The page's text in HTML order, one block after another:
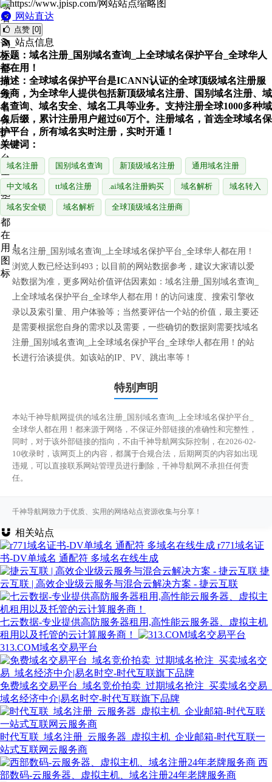
网站直达
点赞 [0]
站点信息
标题：域名注册_国别域名查询_上全球域名保护平台_全球华人
都在用！
描述：全球域名保护平台是ICANN认证的全球顶级域名注册服
务商，为全球华人提供包括新顶级域名注册、国别域名注册、域
名查询、域名安全、域名工具等业务。支持注册全球1000多种域
名后缀，累计注册用户超过60万个。注册域名，首选全球域名保
护平台，所有域名实时注册，实时开通！
关键词：
域名注册 国别域名查询 新顶级域名注册 通用域名注册
中文域名 tt域名注册 .ai域名注册购买 域名解析 域名转入
域名安全锁 域名解析 全球顶级域名注册商
域名注册_国别域名查询_上全球域名保护平台_全球华人都在用！
浏览人数已经达到493；以目前的网站数据参考，建议大家请以爱
站数据为准，更多网站价值评估因素如：域名注册_国别域名查询_
上全球域名保护平台_全球华人都在用！的访问速度、搜索引擎收
录以及索引量、用户体验等；当然要评估一个站的价值，最主要还
是需要根据您自身的需求以及需要，一些确切的数据则需要找域名
注册_国别域名查询_上全球域名保护平台_全球华人都在用！的站
长进行洽谈提供。如该站的IP、PV、跳出率等！
特别声明
本站千神导航网提供的域名注册_国别域名查询_上全球域名保护平台_
全球华人都在用！都来源于网络，不保证外部链接的准确性和完整性，
同时，对于该外部链接的指向，不由千神导航网实际控制，在2026-02-
10收录时，该网页上的内容，都属于合规合法，后期网页的内容如出现
违规，可以直接联系网站管理员进行删除，千神导航网不承担任何责
任。
千神导航网致力于优质、实用的网络站点资源收集与分享！
相关站点
r771域名证
书-DV单域名 通配符 多域名在线生成
捷
云互联 | 高效企业级云服务与混合云解决方案 - 捷云互联
七云数据-专业提供高防服务器租用,高性能云服务器、虚拟主机
租用以及托管的云计算服务商！
313.COM域名交易平台
免费域名交易平台_域名竞价拍卖_过期域名抢注_买卖域名交易_
域名经济中介|易名时空-时代互联旗下品牌
时代互联_域名注册_云服务器_虚拟主机_企业邮箱-时代互联一
站式互联网云服务商
西
部数码-云服务器、虚拟主机、域名注册24年老牌服务商